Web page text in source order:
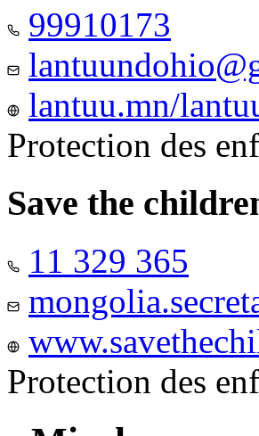
99910173
lantuu.mn/
Protection des
Save the
11 329 365
Protection des